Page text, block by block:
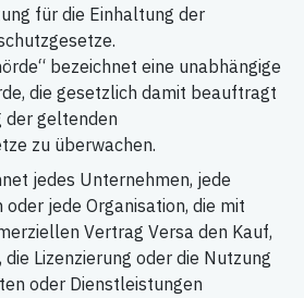
für die Einhaltung der
bezeichnet eine unabhängige
die gesetzlich damit beauftragt
der geltenden
zu überwachen.
jedes Unternehmen, jede
oder jede Organisation, die mit
Vertrag Versa den Kauf,
Lizenzierung oder die Nutzung
oder Dienstleistungen